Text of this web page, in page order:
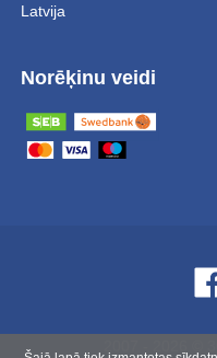
Latvija
Norēķinu veidi